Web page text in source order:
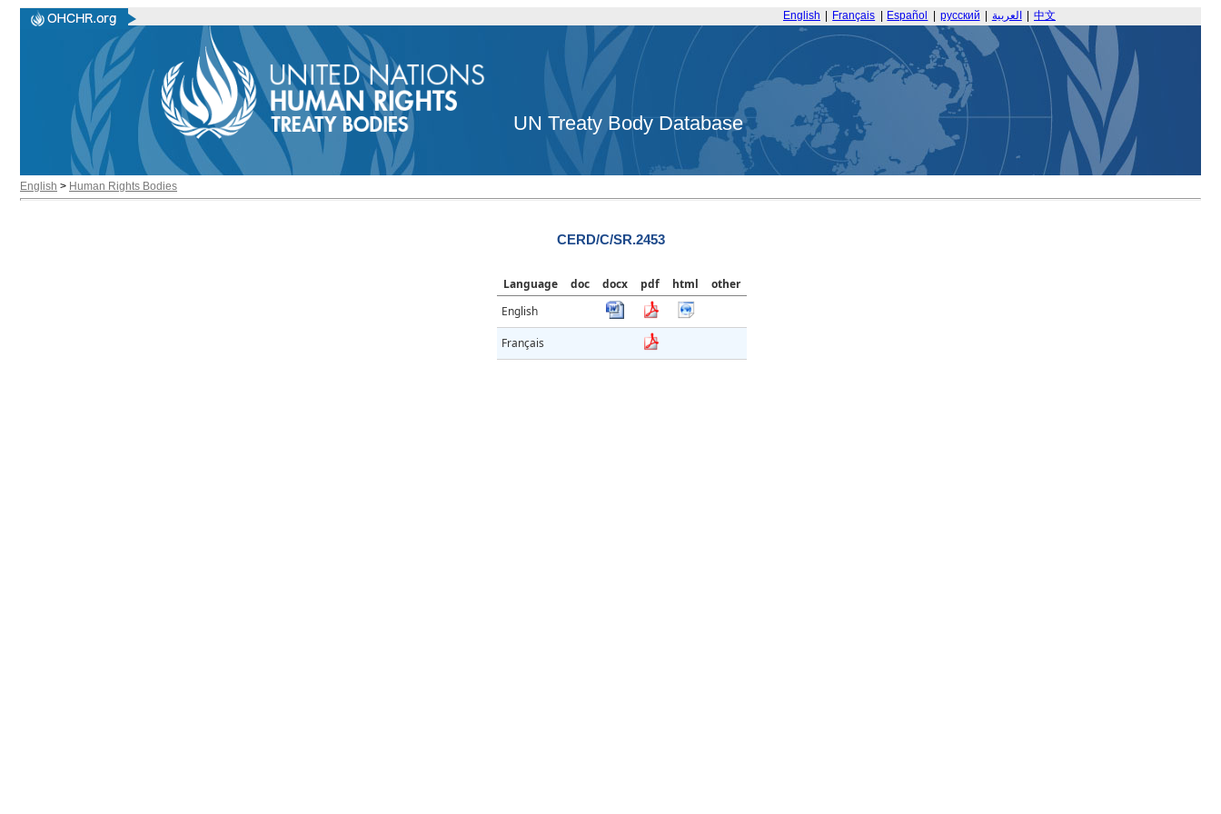
English Français Español русский العربية 中文
UN Treaty Body Database
English > Human Rights Bodies
CERD/C/SR.2453
Language doc docx pdf html
other
English
Français